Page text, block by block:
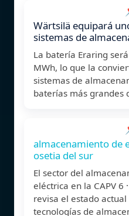
Wärtsilä equipará
sistemas de
La batería Eraring
MWh, lo que la
sistemas de
baterías más grandes
almacenamiento de
osetia del sur
El sector del
eléctrica en la CAPV 6
revisa el estado
tecnologías de